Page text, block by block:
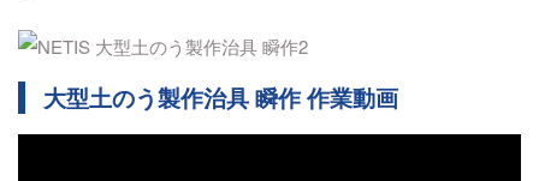
大型土のう製作治具 瞬作 作業動画